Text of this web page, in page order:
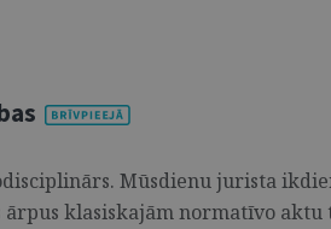
Mūsdienu jurista
klasiskajām normatīvo aktu